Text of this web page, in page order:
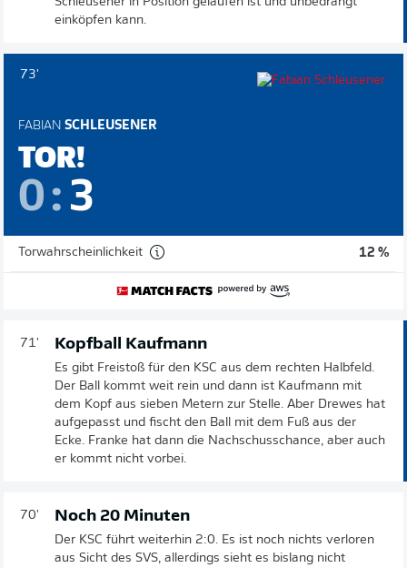
einköpfen kann.
73'
FABIAN SCHLEUSENER
TOR!
0: 3
Torwahrscheinlichkeit 12 %
71' Kopfball Kaufmann
Es gibt Freistoß für den KSC aus dem rechten Halbfeld.
Der Ball kommt weit rein und dann ist Kaufmann mit
dem Kopf aus sieben Metern zur Stelle. Aber Drewes hat
aufgepasst und fischt den Ball mit dem Fuß aus der
Ecke. Franke hat dann die Nachschusschance, aber auch
er kommt nicht vorbei.
70' Noch 20 Minuten
Der KSC führt weiterhin 2:0. Es ist noch nichts verloren
aus Sicht des SVS, allerdings sieht es bislang nicht